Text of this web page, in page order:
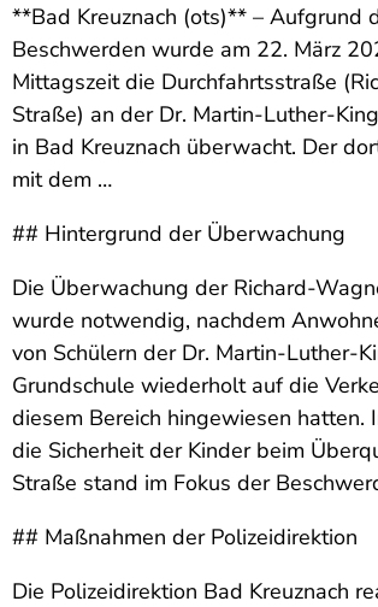
**Bad Kreuznach (ots)** – Aufgrund
Beschwerden wurde am 22. März
Mittagszeit die Durchfahrtsstraße
Straße) an der Dr. Martin-Luther-
in Bad Kreuznach überwacht. Der
mit dem …
## Hintergrund der Überwachung
Die Überwachung der Richard-
wurde notwendig, nachdem
von Schülern der Dr. Martin-Luther-
Grundschule wiederholt auf die
diesem Bereich hingewiesen hatten.
die Sicherheit der Kinder beim
Straße stand im Fokus der
## Maßnahmen der Polizeidirektion
Die Polizeidirektion Bad Kreuznach